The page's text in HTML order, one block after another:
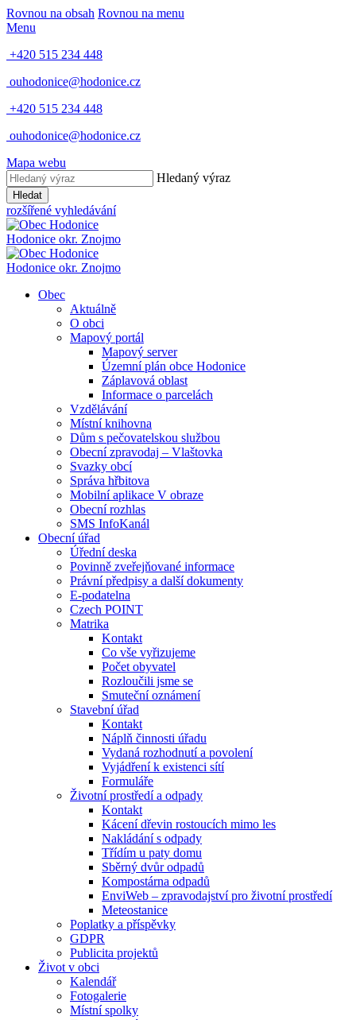
Rovnou na obsah Rovnou na menu
Menu
+420 515 234 448
ouhodonice@hodonice.cz
+420 515 234 448
ouhodonice@hodonice.cz
Mapa webu
Hledaný výraz
Hledat
rozšířené vyhledávání
Hodonice okr. Znojmo
Hodonice okr. Znojmo
Obec
Aktuálně
O obci
Mapový portál
Mapový server
Územní plán obce Hodonice
Záplavová oblast
Informace o parcelách
Vzdělávání
Místní knihovna
Dům s pečovatelskou službou
Obecní zpravodaj – Vlaštovka
Svazky obcí
Správa hřbitova
Mobilní aplikace V obraze
Obecní rozhlas
SMS InfoKanál
Obecní úřad
Úřední deska
Povinně zveřejňované informace
Právní předpisy a další dokumenty
E-podatelna
Czech POINT
Matrika
Kontakt
Co vše vyřizujeme
Počet obyvatel
Rozloučili jsme se
Smuteční oznámení
Stavební úřad
Kontakt
Náplň činnosti úřadu
Vydaná rozhodnutí a povolení
Vyjádření k existenci sítí
Formuláře
Životní prostředí a odpady
Kontakt
Kácení dřevin rostoucích mimo les
Nakládání s odpady
Třídím u paty domu
Sběrný dvůr odpadů
Kompostárna odpadů
EnviWeb – zpravodajství pro životní prostředí
Meteostanice
Poplatky a příspěvky
GDPR
Publicita projektů
Život v obci
Kalendář
Fotogalerie
Místní spolky